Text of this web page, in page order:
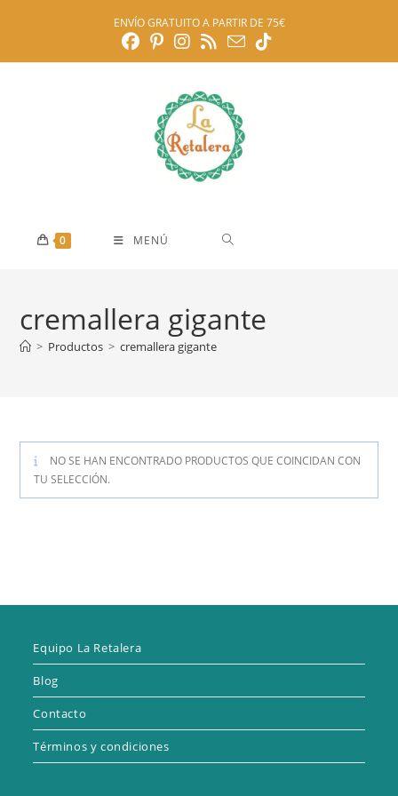
ENVÍO GRATUITO A PARTIR DE 75€
0 MENÚ
cremallera gigante
> Productos > cremallera gigante
NO SE HAN ENCONTRADO PRODUCTOS QUE COINCIDAN CON
TU SELECCIÓN.
Equipo La Retalera
Blog
Contacto
Términos y condiciones